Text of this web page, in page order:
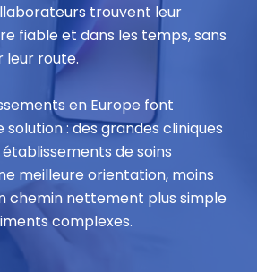
trouvent leur
fiable et dans les temps, sans
leur route.
en Europe font
: des grandes cliniques
de soins
meilleure orientation, moins
chemin nettement plus simple
complexes.